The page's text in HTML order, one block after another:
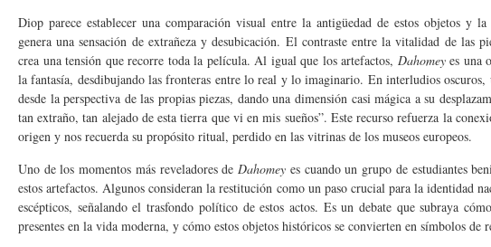
Diop parece establecer una comparación visual entre la antigüedad de estos objetos y
genera una sensación de extrañeza y desubicación. El contraste entre la vitalidad de las
crea una tensión que recorre toda la película. Al igual que los artefactos, Dahomeyes una
la fantasía, desdibujando las fronteras entre lo real y lo imaginario. En interludios
desde la perspectiva de las propias piezas, dando una dimensión casi mágica a su
tan extraño, tan alejado de esta tierra que vi en mis sueños”. Este recurso refuerza la
origen y nos recuerda su propósito ritual, perdido en las vitrinas de los museos europeos.
Uno de los momentos más reveladores de Dahomey es cuando un grupo de estudiantes
estos artefactos. Algunos consideran la restitución como un paso crucial para la identidad
escépticos, señalando el trasfondo político de estos actos. Es un debate que subraya
presentes en la vida moderna, y cómo estos objetos históricos se convierten en símbolos de